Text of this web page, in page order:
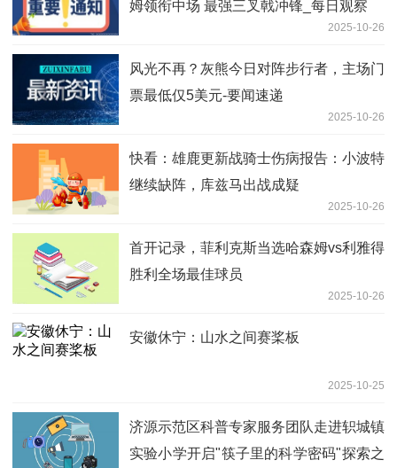
姆领衔中场 最强三叉戟冲锋_每日观察
2025-10-26
风光不再？灰熊今日对阵步行者，主场门
票最低仅5美元-要闻速递
2025-10-26
快看：雄鹿更新战骑士伤病报告：小波特
继续缺阵，库兹马出战成疑
2025-10-26
首开记录，菲利克斯当选哈森姆vs利雅得
胜利全场最佳球员
2025-10-26
安徽休宁：山水之间赛桨板
2025-10-25
济源示范区科普专家服务团队走进轵城镇
实验小学开启"筷子里的科学密码"探索之